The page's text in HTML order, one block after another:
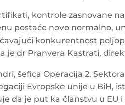
kontrole zasnovane
postaće novo normalno,
konkurentnost
je dr Pranvera Kastrati,
šefica Operacija 2,
Evropske unije u BiH,
da je put ka članstvu u EU